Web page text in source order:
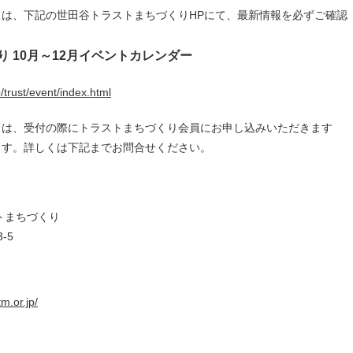
、下記の世田谷トラストまちづくりHPにて、最新情報を必ずご確認
10月～12月イベントカレンダー
trust/event/index.html
、受付の際にトラストまちづくり会員にお申し込みいただきます
。詳しくは下記までお問合せください。
ちづくり
5